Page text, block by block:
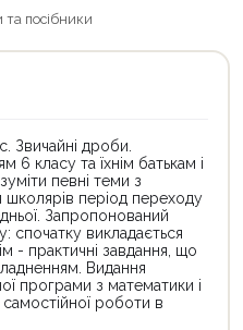
та посібники
Звичайні дроби.
6 класу та їхнім батькам і
певні теми з
період переходу
Запропонований
спочатку викладається
- практичні завдання, що
Видання
програми з математики і
роботи в